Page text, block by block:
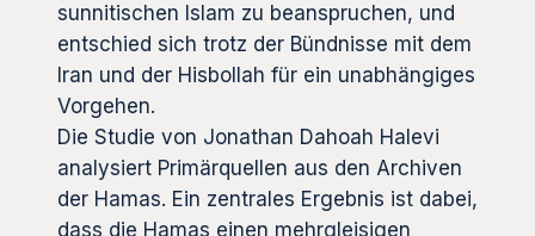
sunnitischen Islam zu beanspruchen, und
entschied sich trotz der Bündnisse mit dem
Iran und der Hisbollah für ein unabhängiges
Vorgehen.
Die Studie von Jonathan Dahoah Halevi
analysiert Primärquellen aus den Archiven
der Hamas. Ein zentrales Ergebnis ist dabei,
dass die Hamas einen mehrgleisigen